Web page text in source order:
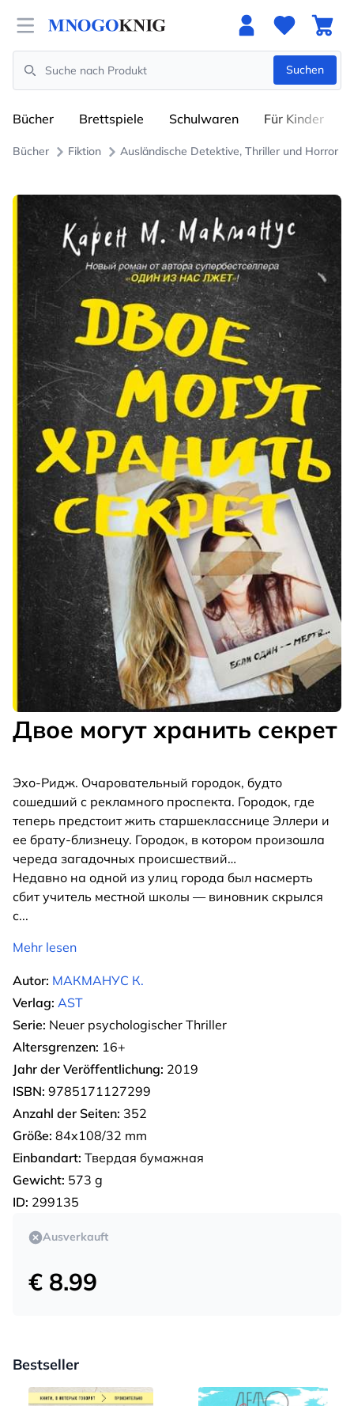
Open menu
Search
Suchen
Bücher Brettspiele Schulwaren Für Kinder
Bücher Fiktion Ausländische Detektive, Thriller und Horror
Двое могут хранить секрет
Эхо-Ридж. Очаровательный городок, будто
сошедший с рекламного проспекта. Городок, где
теперь предстоит жить старшекласснице Эллери и
ее брату-близнецу. Городок, в котором произошла
череда загадочных происшествий…
Недавно на одной из улиц города был насмерть
сбит учитель местной школы — виновник скрылся
с...
Mehr lesen
Autor: МАКМАНУС К.
Verlag: AST
Serie: Neuer psychologischer Thriller
Altersgrenzen: 16+
Jahr der Veröffentlichung: 2019
ISBN: 9785171127299
Anzahl der Seiten: 352
Größe: 84x108/32 mm
Einbandart: Твердая бумажная
Gewicht: 573 g
ID: 299135
Ausverkauft
€ 8.99
Bestseller